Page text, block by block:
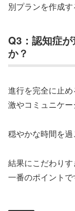
別プランを作成す
Q3：認知症
か？
進行を完全に止
激やコミュニケー
穏やかな時間を過
結果にこだわり
一番のポイントで